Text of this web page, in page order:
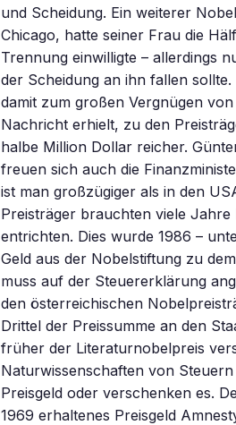
und Scheidung. Ein weiterer
Chicago, hatte seiner Frau die
Trennung einwilligte – allerdings
der Scheidung an ihn fallen
damit zum großen Vergnügen
Nachricht erhielt, zu den
halbe Million Dollar reicher.
freuen sich auch die
ist man großzügiger als in den
Preisträger brauchten viele
entrichten. Dies wurde 1986 –
Geld aus der Nobelstiftung zu
muss auf der Steuererklärung
den österreichischen
Drittel der Preissumme an den
früher der Literaturnobelpreis
Naturwissenschaften von
Preisgeld oder verschenken es.
1969 erhaltenes Preisgeld